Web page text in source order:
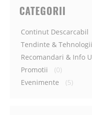
CATEGORII
Continut Descarcabil
Tendinte & Tehnologii
Recomandari & Info
Promotii
(0)
Evenimente
(5)